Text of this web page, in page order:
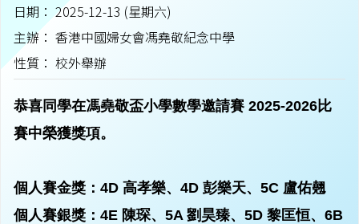
日期： 2025-12-13 (星期六)
主辦： 香港中國婦女會馮堯敬紀念中學
性質： 校外舉辦
恭喜同學在馮堯敬盃小學數學邀請賽 2025-2026比
賽中榮獲獎項。
個人賽金獎：4D 高孝樂、4D 彭樂天、5C 盧佑翹
個人賽銀獎：4E 陳琛、5A 劉昊臻、5D 黎匡恒、6B